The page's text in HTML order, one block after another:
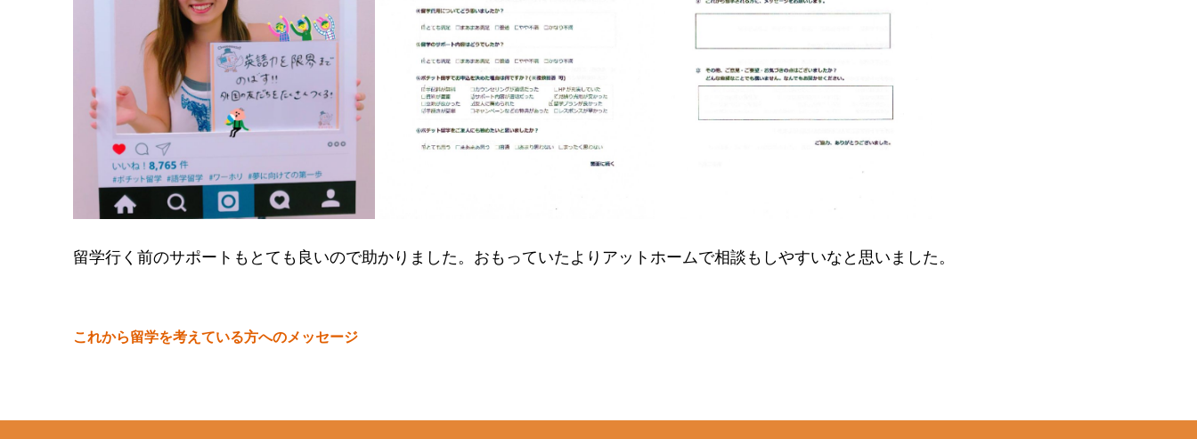
留学行く前のサポートもとても良いので助かりました。おもっていたよりアットホームで相談もしやすいなと思いました。
これから留学を考えている方へのメッセージ